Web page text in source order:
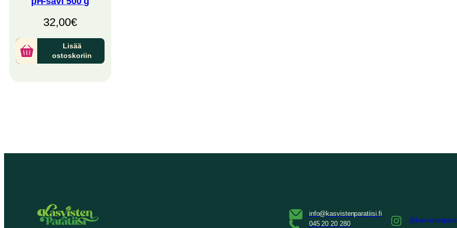
32,00€
Lisää
ostoskoriin